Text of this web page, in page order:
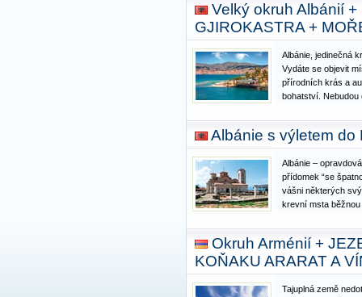
Velký okruh Albánií
GJIROKASTRA +
Albánie, jedinečná
Vydáte se objevit
přírodních krás a
bohatství. Nebudou
překvapivé země.
cestovatel a
Albánie s výletem do
Albánie –
přídomek “se
vášni některých
krevní msta
neuvěřitelnou
království Envera
Okruh Arménií +
KOŇAKU ARARAT A
Tajuplná země